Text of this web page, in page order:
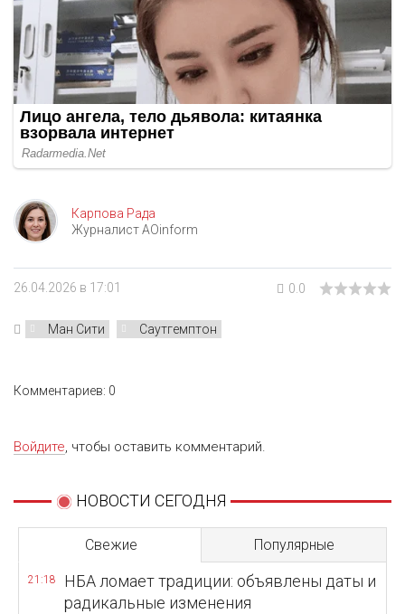
Карпова Рада
Журналист AOinform
26.04.2026 в 17:01 0.0
Ман Сити Саутгемптон
Комментариев: 0
Войдите, чтобы оставить комментарий.
НОВОСТИ СЕГОДНЯ
Свежие Популярные
21:18
НБА ломает традиции: объявлены даты и
радикальные изменения